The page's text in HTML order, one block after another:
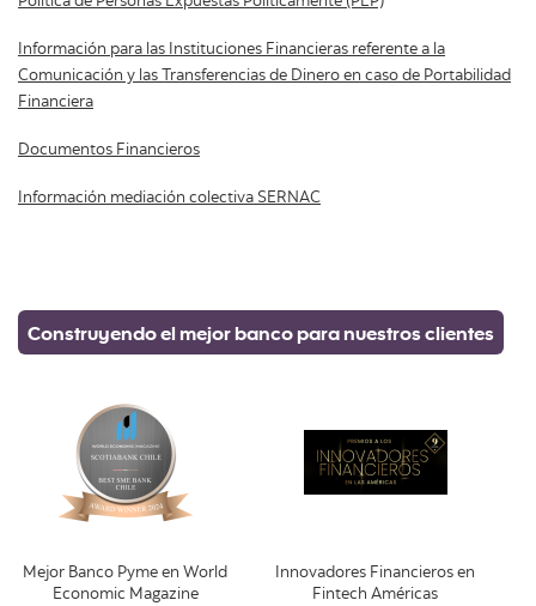
Información para las Instituciones Financieras referente a la
Comunicación y las Transferencias de Dinero en caso de Portabilidad
Financiera
Documentos Financieros
Información mediación colectiva SERNAC
Construyendo el mejor banco para nuestros clientes
Mejor Banco Pyme en World
Economic Magazine
Innovadores Financieros en
Fintech Américas